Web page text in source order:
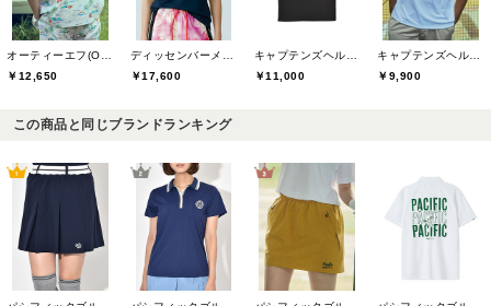
オーティーエフ(O.T.F)
￥12,650
ディッセンバーメイ(DECEMBERMAY)
￥17,600
キャプテンズヘルムゴルフ(Captains Helm Golf)
￥11,000
キャプテンズヘルムゴルフ(Captains Helm Golf)
￥9,900
この商品と同じブランドランキング